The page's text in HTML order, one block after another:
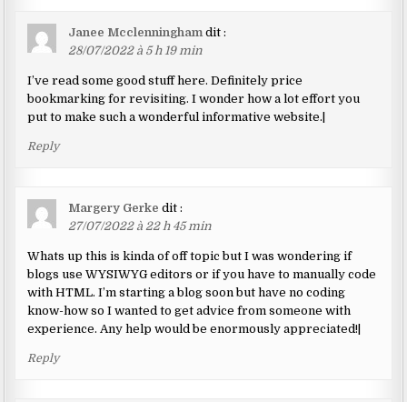
Janee Mcclenningham dit :
28/07/2022 à 5 h 19 min
I’ve read some good stuff here. Definitely price
bookmarking for revisiting. I wonder how a lot effort you
put to make such a wonderful informative website.|
Reply
Margery Gerke dit :
27/07/2022 à 22 h 45 min
Whats up this is kinda of off topic but I was wondering if
blogs use WYSIWYG editors or if you have to manually code
with HTML. I’m starting a blog soon but have no coding
know-how so I wanted to get advice from someone with
experience. Any help would be enormously appreciated!|
Reply